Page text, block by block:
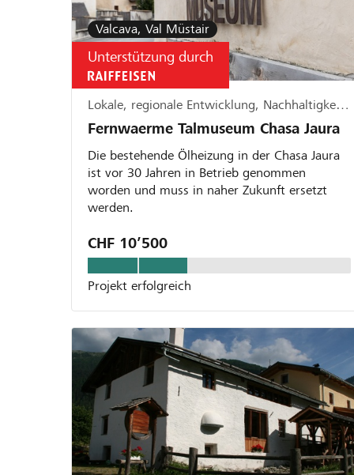
Valcava, Val Müstair
Unterstützung durch
Lokale, regionale Entwicklung, Nachhaltigkeit & Ökologie, Kultur & Kunst
Fernwaerme Talmuseum Chasa Jaura
Die bestehende Ölheizung in der Chasa Jaura
ist vor 30 Jahren in Betrieb genommen
worden und muss in naher Zukunft ersetzt
werden.
CHF 10’500
Projekt erfolgreich